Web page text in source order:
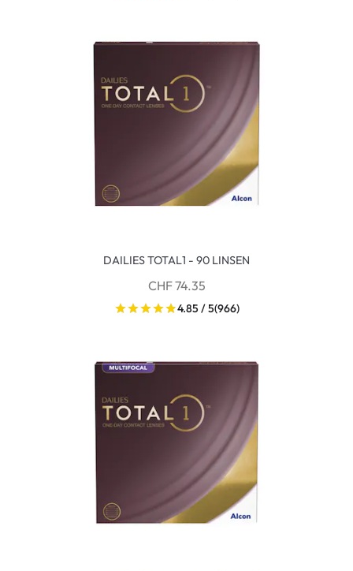
DAILIES TOTAL1 - 90 LINSEN
CHF 74.35
4.85 / 5(966)